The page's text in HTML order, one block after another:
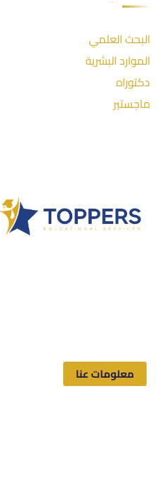
البحث العلمي
الموارد البشرية
دكتوراه
ماجستير
معلومات عنا